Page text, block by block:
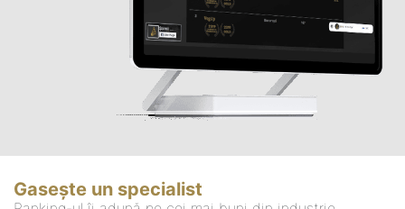
Gasește un specialist